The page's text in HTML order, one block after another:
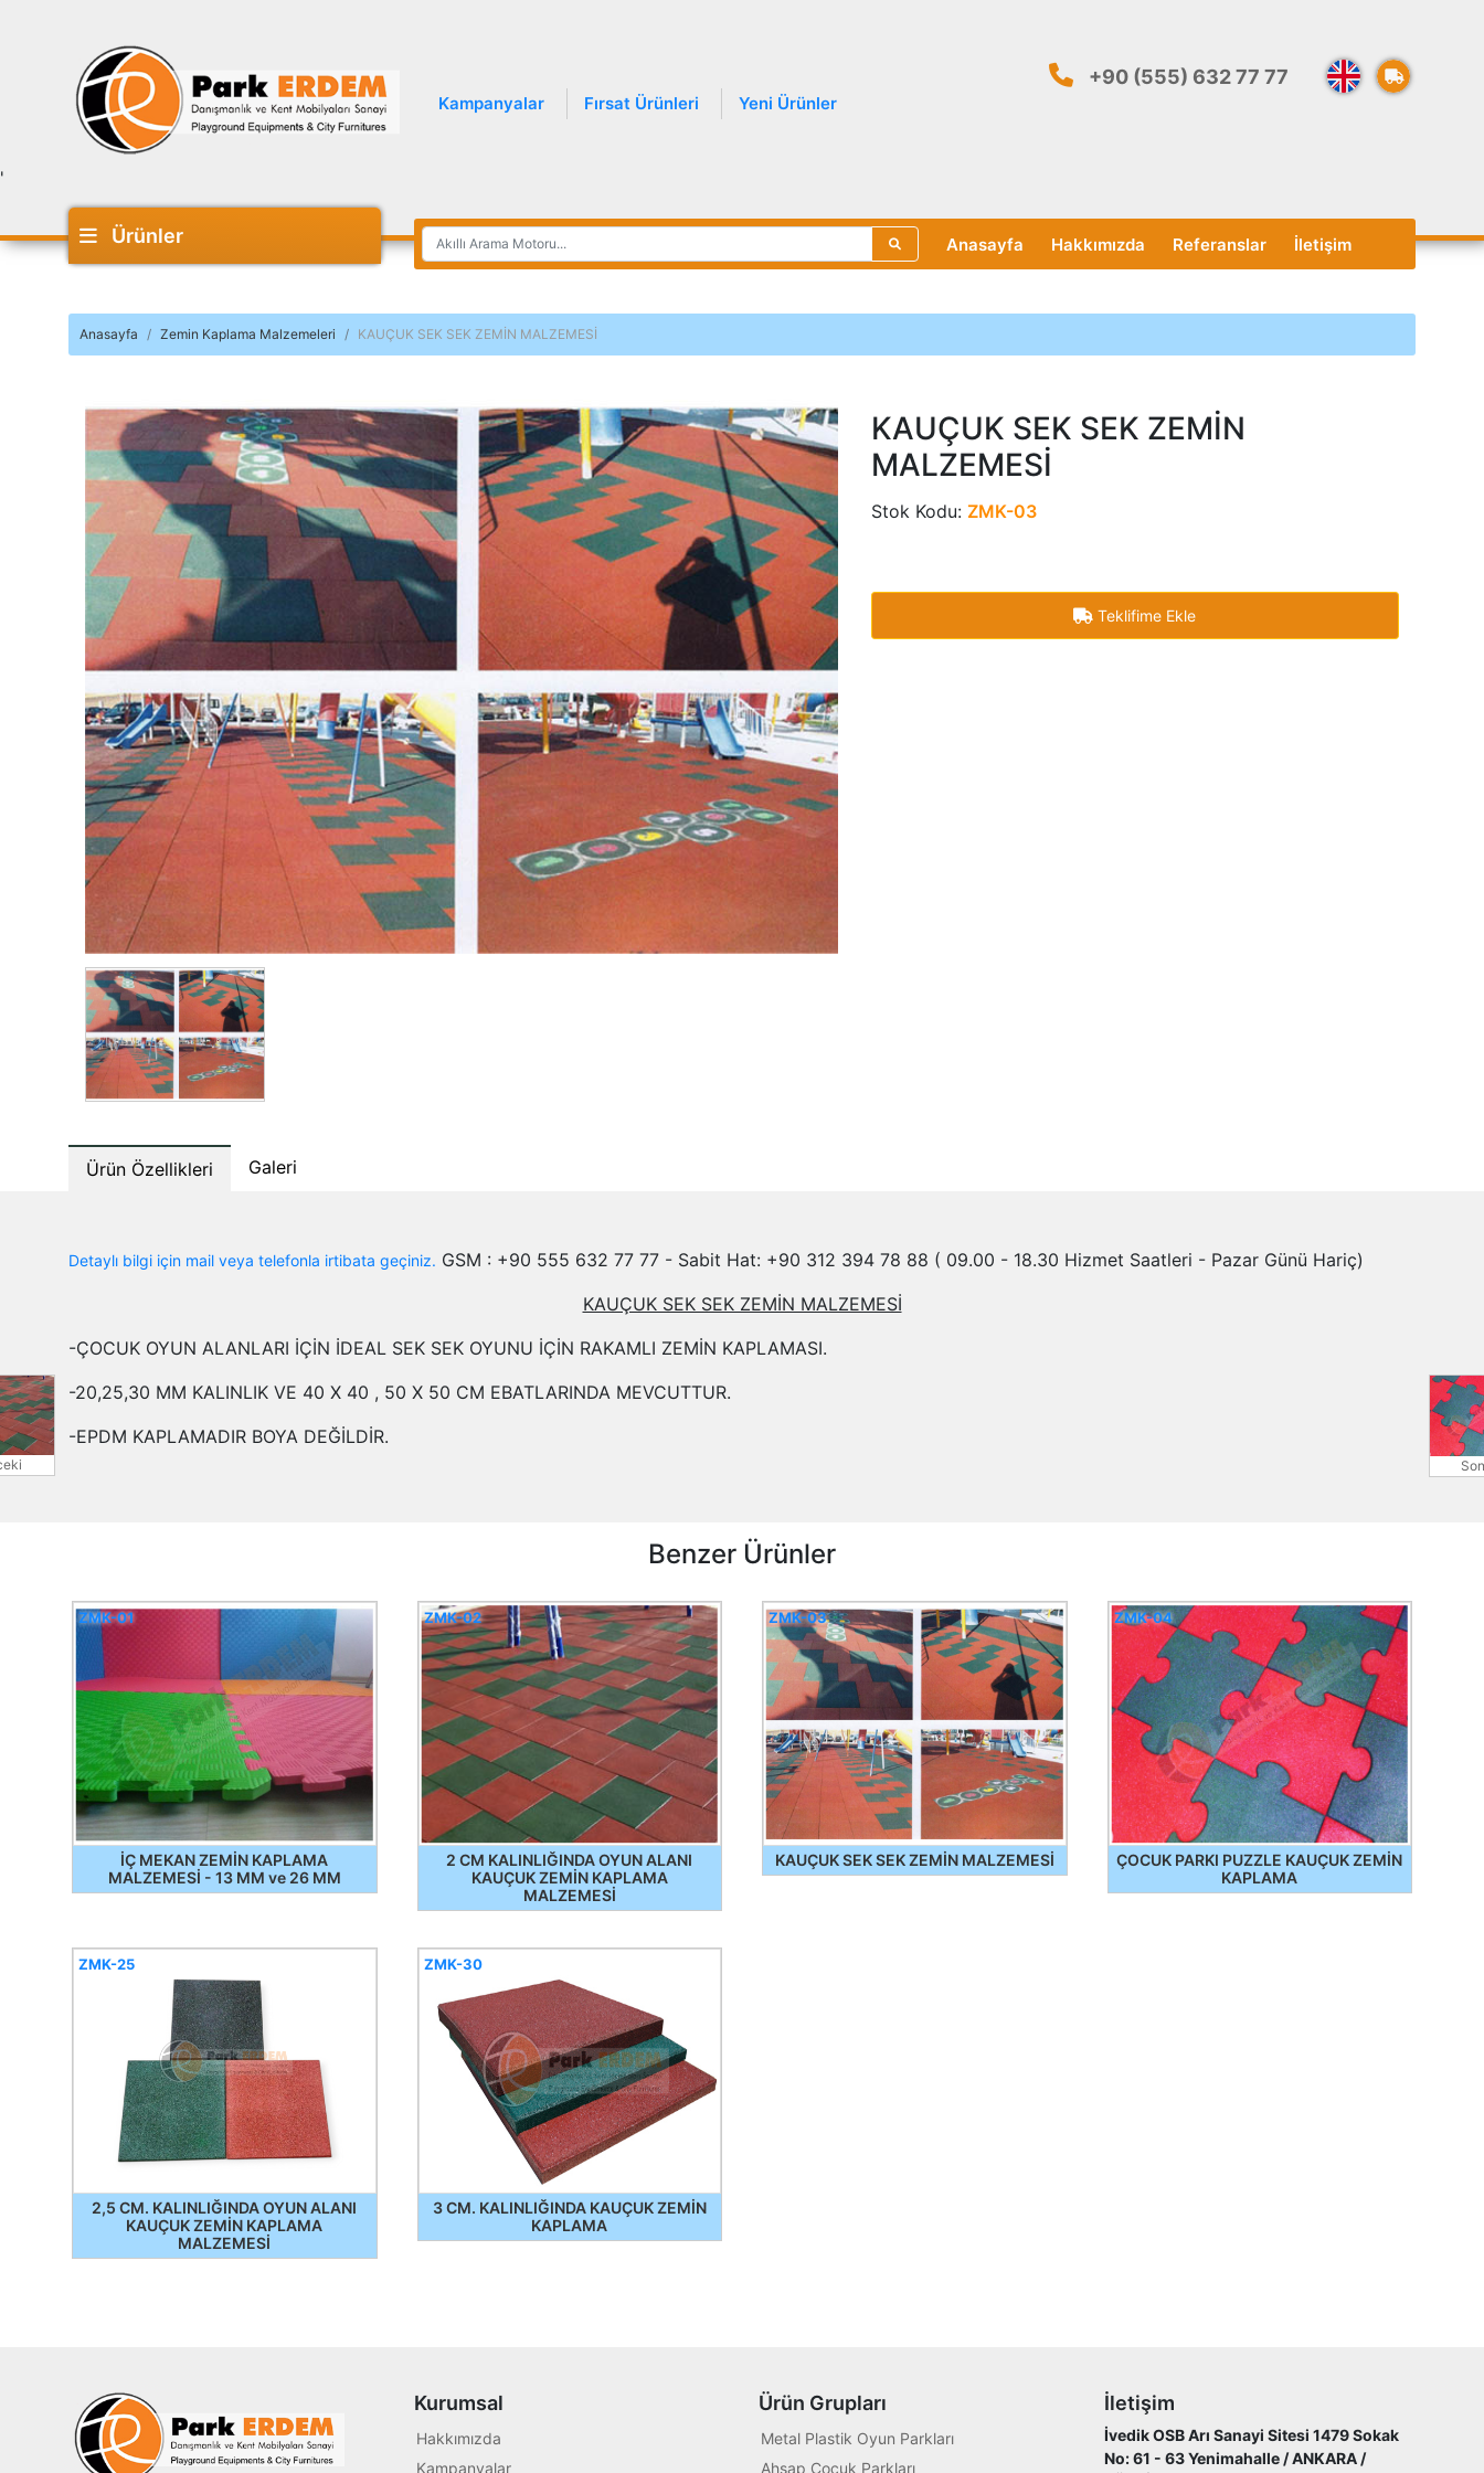
Kampanyalar Fırsat Ürünleri Yeni Ürünler
+90 (555) 632 77 77
'
Ürünler Anasayfa Hakkımızda Referanslar İletişim
Anasayfa Zemin Kaplama Malzemeleri KAUÇUK SEK SEK ZEMİN MALZEMESİ
KAUÇUK SEK SEK ZEMİN
MALZEMESİ
Stok Kodu: ZMK-03
Teklifime Ekle
Ürün Özellikleri Galeri
Detaylı bilgi için mail veya telefonla irtibata geçiniz. GSM : +90 555 632 77 77 - Sabit Hat: +90 312 394 78 88 ( 09.00 - 18.30 Hizmet Saatleri - Pazar Günü Hariç)
KAUÇUK SEK SEK ZEMİN MALZEMESİ
-ÇOCUK OYUN ALANLARI İÇİN İDEAL SEK SEK OYUNU İÇİN RAKAMLI ZEMİN KAPLAMASI.
-20,25,30 MM KALINLIK VE 40 X 40 , 50 X 50 CM EBATLARINDA MEVCUTTUR.
-EPDM KAPLAMADIR BOYA DEĞİLDİR.
Benzer Ürünler
İÇ MEKAN ZEMİN KAPLAMA
MALZEMESİ - 13 MM ve 26 MM
ZMK-01
2 CM KALINLIĞINDA OYUN ALANI
KAUÇUK ZEMİN KAPLAMA
MALZEMESİ
ZMK-02
KAUÇUK SEK SEK ZEMİN MALZEMESİ
ZMK-03
ÇOCUK PARKI PUZZLE KAUÇUK ZEMİN
KAPLAMA
ZMK-04
2,5 CM. KALINLIĞINDA OYUN ALANI
KAUÇUK ZEMİN KAPLAMA
MALZEMESİ
ZMK-25
3 CM. KALINLIĞINDA KAUÇUK ZEMİN
KAPLAMA
ZMK-30
Kurumsal
Hakkımızda
Kampanyalar
Ürün Grupları
Metal Plastik Oyun Parkları
Ahşap Çocuk Parkları
İletişim
İvedik OSB Arı Sanayi Sitesi 1479 Sokak
No: 61 - 63 Yenimahalle / ANKARA /